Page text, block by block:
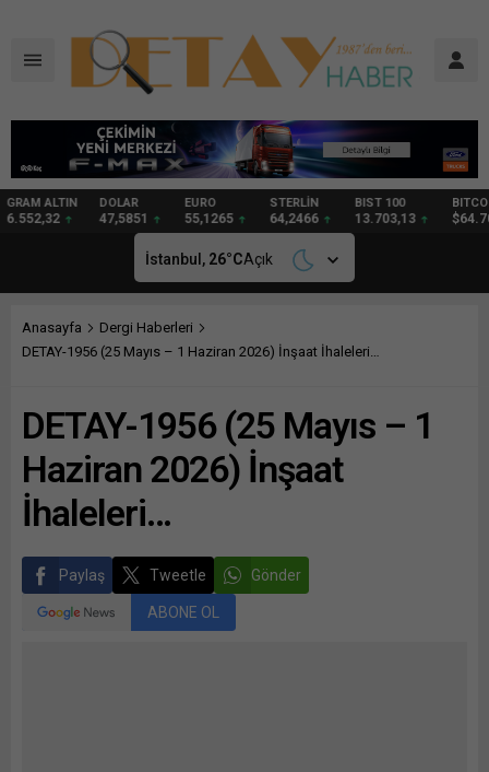
DOLAR
47,5851
EURO
55,1265
STERLİN
64,2466
BIST 100
13.703,13
BITCOIN
$64.705 95,36
İstanbul, 26°CAçık
Anasayfa
Dergi Haberleri
DETAY-1956 (25 Mayıs – 1 Haziran 2026) İnşaat İhaleleri…
DETAY-1956 (25 Mayıs – 1
Haziran 2026) İnşaat
İhaleleri…
Paylaş Tweetle Gönder
ABONE OL